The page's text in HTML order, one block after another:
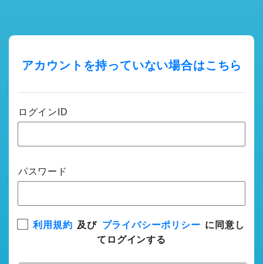
アカウントを持っていない場合はこちら
ログインID
パスワード
利用規約 及び プライバシーポリシー に同意し
てログインする